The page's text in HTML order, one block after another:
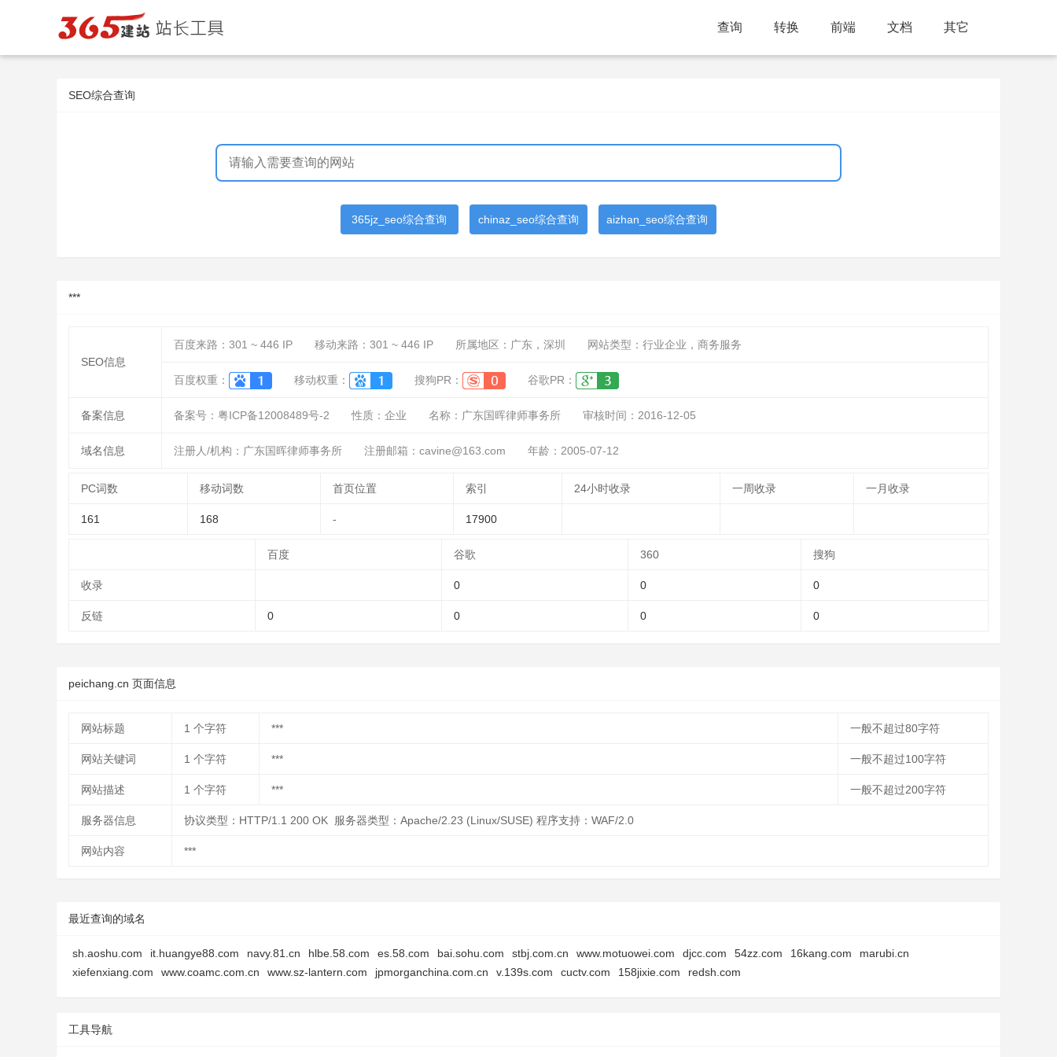
查询 转换 前端 文档 其它
SEO综合查询
365jz_seo综合查询 chinaz_seo综合查询 aizhan_seo综合查询
***
SEO信息
百度来路： 301 ~ 446 IP 移动来路： 301 ~ 446 IP 所属地区：广东，深圳 网站类型：行业企业，商务服务
百度权重： 移动权重： 搜狗PR： 谷歌PR：
备案信息 备案号：粤ICP备12008489号-2 性质： 企业 名称： 广东国晖律师事务所 审核时间： 2016-12-05
域名信息 注册人/机构：广东国晖律师事务所 注册邮箱：cavine@163.com 年龄：2005-07-12
PC词数 移动词数 首页位置 索引 24小时收录 一周收录 一月收录
161 168 - 17900
百度 谷歌 360 搜狗
收录 0 0 0
反链 0 0 0 0
peichang.cn 页面信息
网站标题 1 个字符 *** 一般不超过80字符
网站关键词 1 个字符 *** 一般不超过100字符
网站描述 1 个字符 *** 一般不超过200字符
服务器信息 协议类型：HTTP/1.1 200 OK 服务器类型：Apache/2.23 (Linux/SUSE) 程序支持：WAF/2.0
网站内容 ***
最近查询的域名
sh.aoshu.com it.huangye88.com navy.81.cn hlbe.58.com es.58.com bai.sohu.com stbj.com.cn www.motuowei.com djcc.com 54zz.com 16kang.com
marubi.cn
xiefenxiang.com
www.coamc.com.cn www.sz-lantern.com jpmorganchina.com.cn v.139s.com cuctv.com 158jixie.com redsh.com
工具导航